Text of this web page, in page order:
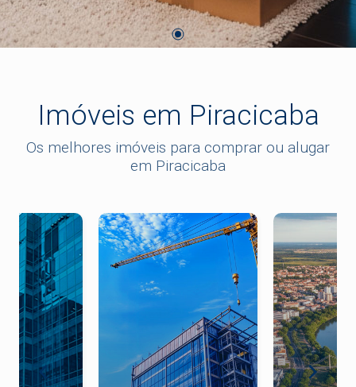
Imóveis em Piracicaba
Os melhores imóveis para comprar ou alugar
em Piracicaba